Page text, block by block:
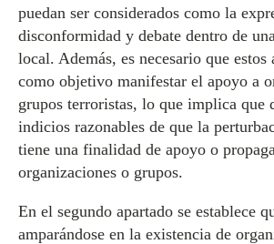
puedan ser considerados como la
disconformidad y debate dentro de
local. Además, es necesario que estos
como objetivo manifestar el apoyo a
grupos terroristas, lo que implica que
indicios razonables de que la
tiene una finalidad de apoyo o
organizaciones o grupos.
En el segundo apartado se establece
amparándose en la existencia de